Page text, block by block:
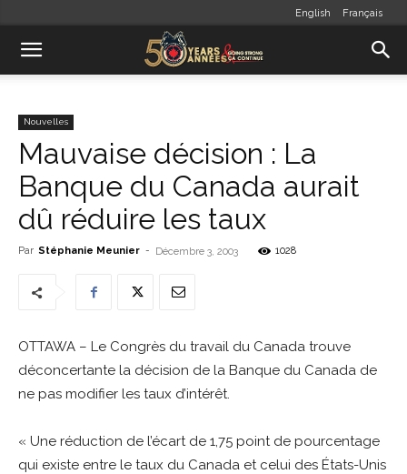
English Français
Nouvelles
Mauvaise décision : La
Banque du Canada aurait
dû réduire les taux
Par Stéphanie Meunier - Décembre 3, 2003 1028
OTTAWA – Le Congrès du travail du Canada trouve
déconcertante la décision de la Banque du Canada de
ne pas modifier les taux d’intérêt.
« Une réduction de l’écart de 1,75 point de pourcentage
qui existe entre le taux du Canada et celui des États-Unis